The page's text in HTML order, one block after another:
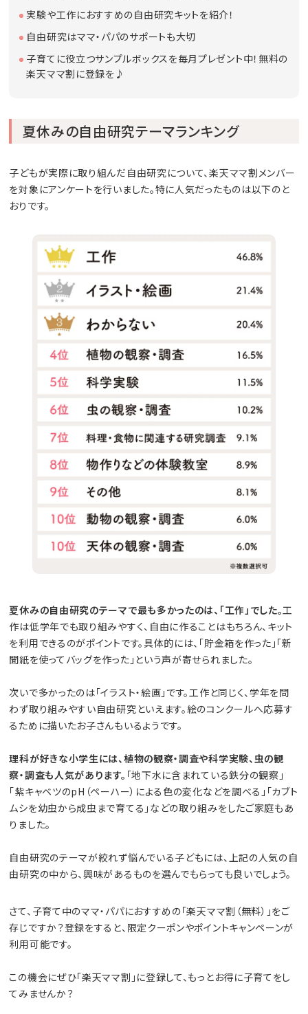
実験や工作におすすめの自由研究キットを紹介！
自由研究はママ・パパのサポートも大切
子育てに役立つサンプルボックスを毎月プレゼント中！無料の
楽天ママ割に登録を♪
夏休みの自由研究テーマランキング
子どもが実際に取り組んだ自由研究について、楽天ママ割メンバー
を対象にアンケートを行いました。特に人気だったものは以下のと
おりです。
夏休みの自由研究のテーマで最も多かったのは、「工作」でした。工
作は低学年でも取り組みやすく、自由に作ることはもちろん、キット
を利用できるのがポイントです。具体的には、「貯金箱を作った」「新
聞紙を使ってバッグを作った」という声が寄せられました。
次いで多かったのは「イラスト・絵画」です。工作と同じく、学年を問
わず取り組みやすい自由研究といえます。絵のコンクールへ応募す
るために描いたお子さんもいるようです。
理科が好きな小学生には、植物の観察・調査や科学実験、虫の観
察・調査も人気があります。 「地下水に含まれている鉄分の観察」
「紫キャベツのpH（ペーハー）による色の変化などを調べる」「カブト
ムシを幼虫から成虫まで育てる」などの取り組みをしたご家庭もあ
りました。
自由研究のテーマが絞れず悩んでいる子どもには、上記の人気の自
由研究の中から、興味があるものを選んでもらっても良いでしょう。
さて、子育て中のママ・パパにおすすめの「楽天ママ割（無料）」をご
存じですか？登録をすると、限定クーポンやポイントキャンペーンが
利用可能です。
この機会にぜひ「楽天ママ割」に登録して、もっとお得に子育てをし
てみませんか？